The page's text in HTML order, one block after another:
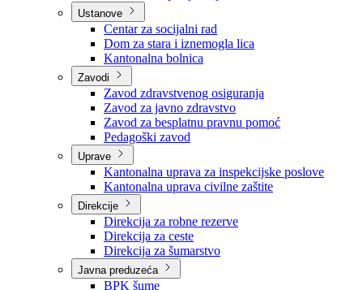
Služba za odnose s javnošću
Služba za zajedničke poslove
Služba za zapošljavanje
Ustanove
Centar za socijalni rad
Dom za stara i iznemogla lica
Kantonalna bolnica
Zavodi
Zavod zdravstvenog osiguranja
Zavod za javno zdravstvo
Zavod za besplatnu pravnu pomoć
Pedagoški zavod
Uprave
Kantonalna uprava za inspekcijske poslove
Kantonalna uprava civilne zaštite
Direkcije
Direkcija za robne rezerve
Direkcija za ceste